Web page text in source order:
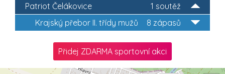
1 soutěž
Patriot Čelákovice
8 zápasů
Krajský přebor II. třídy mužů
Přidej ZDARMA sportovní akci